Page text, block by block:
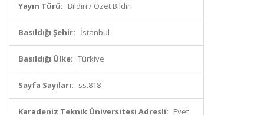
Yayın Türü: Bildiri / Özet Bildiri
Basıldığı Şehir: İstanbul
Basıldığı Ülke: Türkiye
Sayfa Sayıları: ss.818
Karadeniz Teknik Üniversitesi Adresli: Evet